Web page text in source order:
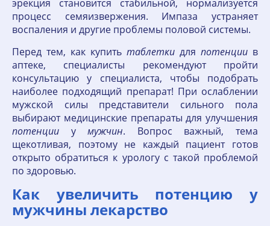
эрекция становится стабильной, нормализуется
процесс семяизвержения. Импаза устраняет
воспаления и другие проблемы половой системы.
Перед тем, как купить таблетки для потенции в
аптеке, специалисты рекомендуют пройти
консультацию у специалиста, чтобы подобрать
наиболее подходящий препарат! При ослаблении
мужской силы представители сильного пола
выбирают медицинские препараты для улучшения
потенции умужчин. Вопрос важный, тема
щекотливая, поэтому не каждый пациент готов
открыто обратиться к урологу с такой проблемой
по здоровью.
Как увеличить потенцию у
мужчины лекарство